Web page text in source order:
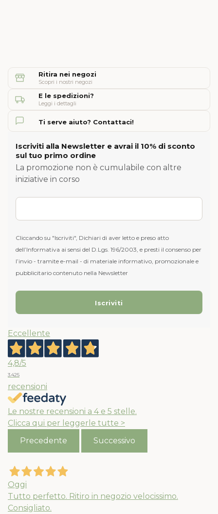
Ritira nei negozi
Scopri i nostri negozi
E le spedizioni?
Leggi i dettagli
Ti serve aiuto? Contattaci!
Iscriviti alla Newsletter e avrai il 10% di sconto
sul tuo primo ordine
La promozione non è cumulabile con altre
iniziative in corso
Cliccando su "Iscriviti", Dichiari di aver letto e preso atto
dell’Informativa ai sensi del D.Lgs. 196/2003, e presti il consenso per
l’invio - tramite e-mail - di materiale informativo, promozionale e
pubblicitario contenuto nella Newsletter
Eccellente
4,8/5
3.425
recensioni
Le nostre recensioni a 4 e 5 stelle.
Clicca qui per leggerle tutte >
Precedente
Successivo
Oggi
Tutto perfetto. Ritiro in negozio velocissimo.
Consigliato.